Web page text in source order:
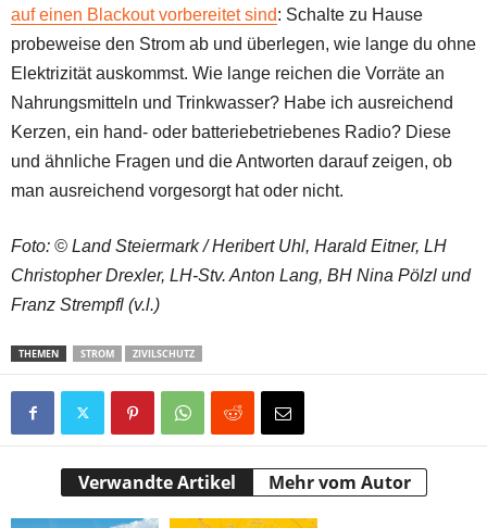
auf einen Blackout vorbereitet sind: Schalte zu Hause
probeweise den Strom ab und überlegen, wie lange du ohne
Elektrizität auskommst. Wie lange reichen die Vorräte an
Nahrungsmitteln und Trinkwasser? Habe ich ausreichend
Kerzen, ein hand- oder batteriebetriebenes Radio? Diese
und ähnliche Fragen und die Antworten darauf zeigen, ob
man ausreichend vorgesorgt hat oder nicht.
Foto: © Land Steiermark / Heribert Uhl, Harald Eitner, LH
Christopher Drexler, LH-Stv. Anton Lang, BH Nina Pölzl und
Franz Strempfl (v.l.)
THEMEN STROM ZIVILSCHUTZ
Verwandte Artikel Mehr vom Autor